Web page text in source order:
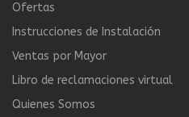
Ofertas
Instrucciones de Instalación
Ventas por Mayor
Libro de reclamaciones virtual
Quienes Somos